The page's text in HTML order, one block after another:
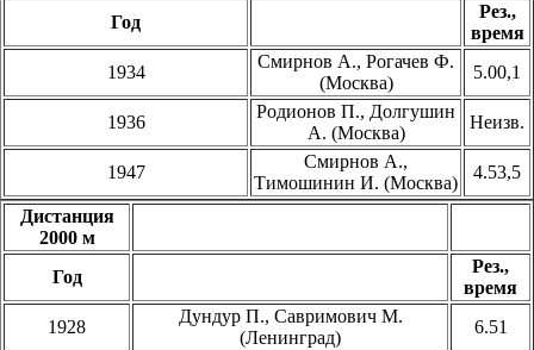
Год
Рез.,
время
1934
Смирнов А., Рогачев Ф.
(Москва)
5.00,1
1936
Родионов П., Долгушин
А. (Москва)
Неизв.
1947
Смирнов А.,
Тимошинин И. (Москва)
4.53,5
Дистанция
2000 м
Год
Рез.,
время
1928
Дундур П., Савримович М.
(Ленинград)
6.51